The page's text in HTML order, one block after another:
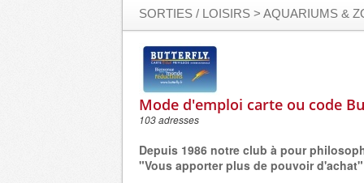
SORTIES / LOISIRS > AQUARIUMS &
Mode d'emploi carte ou code
103 adresses
Depuis 1986 notre club à pour
"Vous apporter plus de pouvoir d'achat"